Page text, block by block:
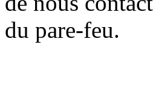
du pare-feu.